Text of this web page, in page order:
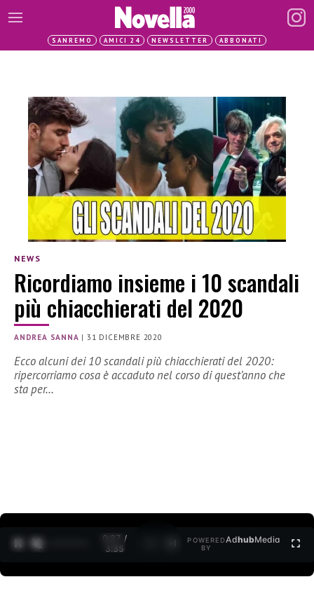
SANREMO AMICI 24 NEWSLETTER ABBONATI
NEWS
Ricordiamo insieme i 10 scandali
più chiacchierati del 2020
ANDREA SANNA |31 DICEMBRE 2020
Ecco alcuni dei 10 scandali più chiacchierati del 2020:
ripercorriamo cosa è accaduto nel corso di quest’anno che
sta per…
0:27 /
3:35
POWERED
BY
AdhubMedia